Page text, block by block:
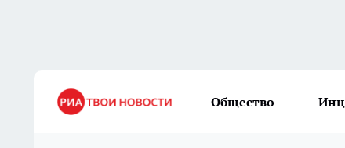
Общество